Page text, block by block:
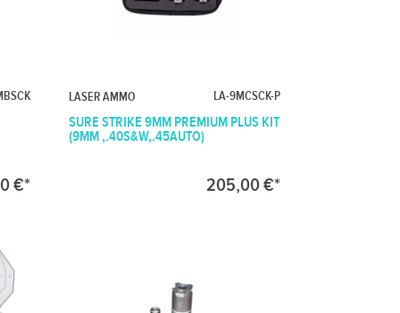
€*
LASER AMMO LA-9MCSCK-P
SURE STRIKE 9MM PREMIUM PLUS KIT
(9MM ,.40S&W,.45AUTO)
205,00 €*